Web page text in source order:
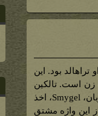
بود. این
زن است. تالکین
نسخه ای از این نام در زبان انگلیسی قدیم را که از واژه معادل نقب زدن در آن زبان، Smygel، اخذ
این واژه مشتق